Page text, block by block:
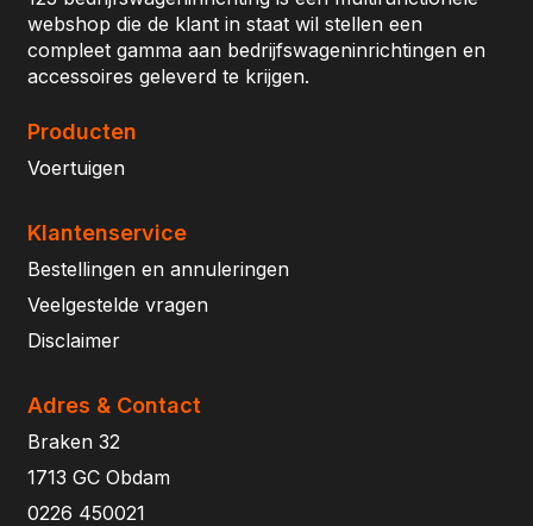
webshop die de klant in staat wil stellen een
compleet gamma aan bedrijfswageninrichtingen en
accessoires geleverd te krijgen.
Producten
Voertuigen
Klantenservice
Bestellingen en annuleringen
Veelgestelde vragen
Disclaimer
Adres & Contact
Braken 32
1713 GC Obdam
0226 450021